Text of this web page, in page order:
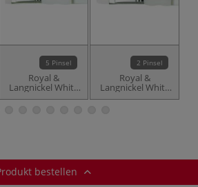
5 Pinsel
Royal &
Langnickel White
Nylon SG4010
2 Pinsel
Royal &
Langnickel White
Nylon SG4020
bestellen